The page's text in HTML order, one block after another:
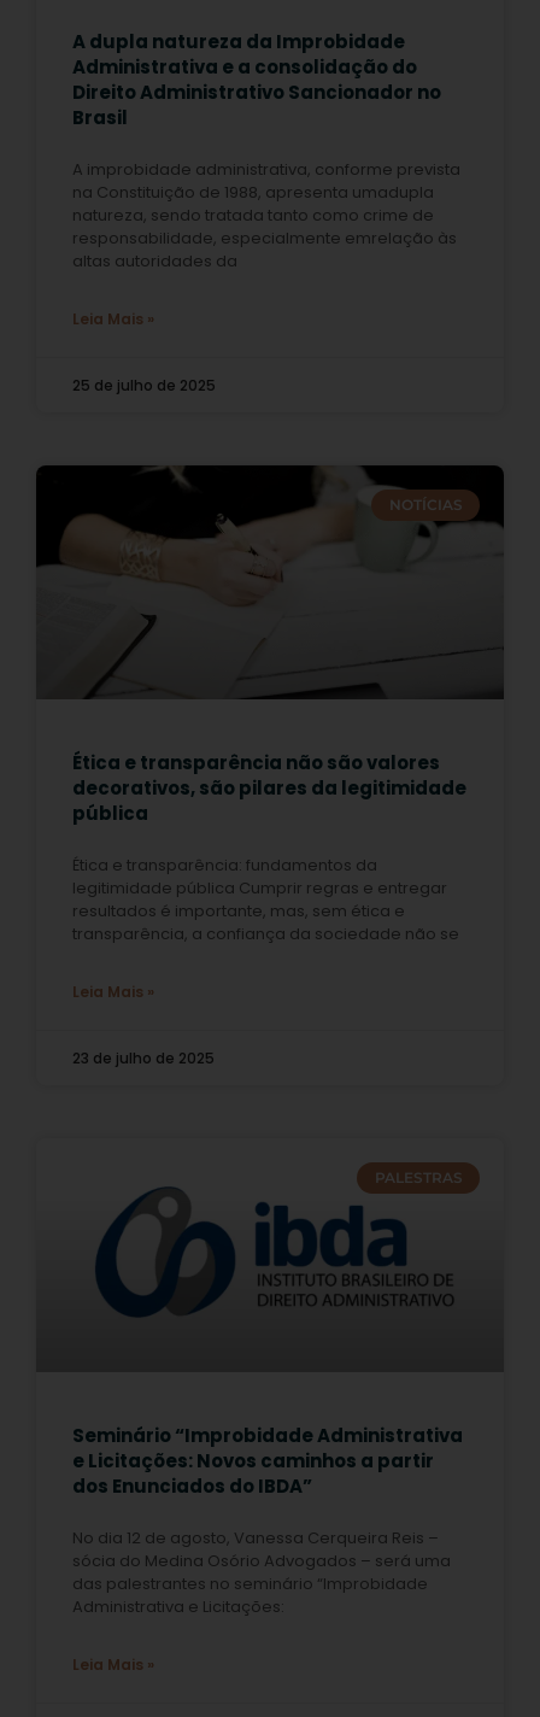
A dupla natureza da Improbidade
Administrativa e a consolidação do
Direito Administrativo Sancionador no
Brasil
A improbidade administrativa, conforme prevista
na Constituição de 1988, apresenta umadupla
natureza, sendo tratada tanto como crime de
responsabilidade, especialmente emrelação às
altas autoridades da
Leia Mais »
25 de julho de 2025
NOTÍCIAS
Ética e transparência não são valores
decorativos, são pilares da legitimidade
pública
Ética e transparência: fundamentos da
legitimidade pública Cumprir regras e entregar
resultados é importante, mas, sem ética e
transparência, a confiança da sociedade não se
Leia Mais »
23 de julho de 2025
PALESTRAS
Seminário “Improbidade Administrativa
e Licitações: Novos caminhos a partir
dos Enunciados do IBDA”
No dia 12 de agosto, Vanessa Cerqueira Reis –
sócia do Medina Osório Advogados – será uma
das palestrantes no seminário “Improbidade
Administrativa e Licitações:
Leia Mais »